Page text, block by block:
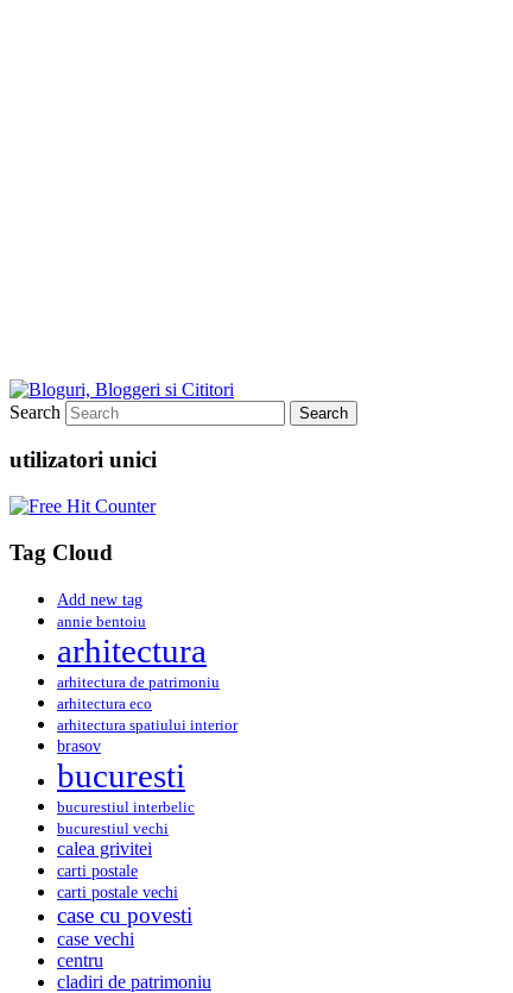
Search
utilizatori unici
Tag Cloud
Add new tag
annie bentoiu
arhitectura
arhitectura de patrimoniu
arhitectura eco
arhitectura spatiului interior
brasov
bucuresti
bucurestiul interbelic
bucurestiul vechi
calea grivitei
carti postale
carti postale vechi
case cu povesti
case vechi
centru
cladiri de patrimoniu